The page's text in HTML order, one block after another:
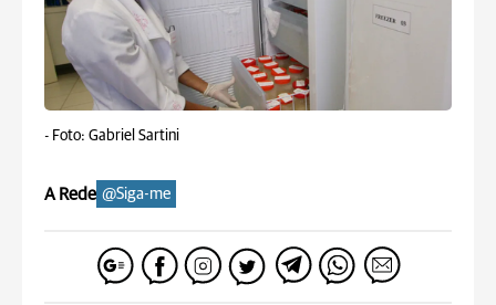
- Foto: Gabriel Sartini
A Rede @Siga-me